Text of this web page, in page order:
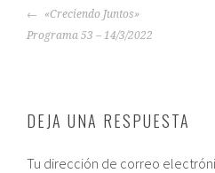
«Creciendo Juntos»
Programa 53 – 14/3/2022
DEJA UNA RESPUESTA
Tu dirección de correo